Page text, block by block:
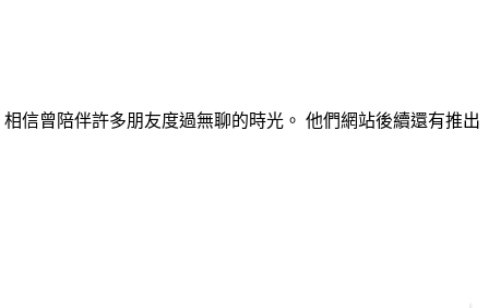
信曾陪伴許多朋友度過無聊的時光。 他們網站後續還有推出